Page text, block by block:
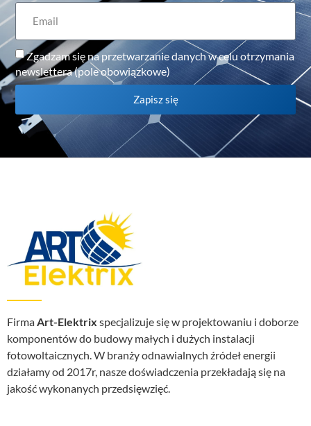
Zgadzam się na przetwarzanie danych w celu otrzymania
newslettera (pole obowiązkowe)
Zapisz się
FirmaArt-Elektrix specjalizuje się w projektowaniu i doborze
komponentów do budowy małych i dużych instalacji
fotowoltaicznych. W branży odnawialnych źródeł energii
działamy od 2017r, nasze doświadczenia przekładają się na
jakość wykonanych przedsięwzięć.